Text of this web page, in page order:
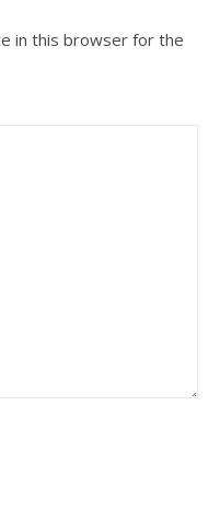
in this browser for the